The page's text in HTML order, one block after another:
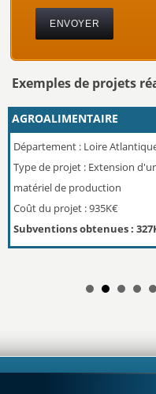
Exemples de projets
AGROALIMENTAIRE
Département : Loire
Type de projet : Extension
matériel de production
Coût du projet : 935K€
Subventions obtenues :